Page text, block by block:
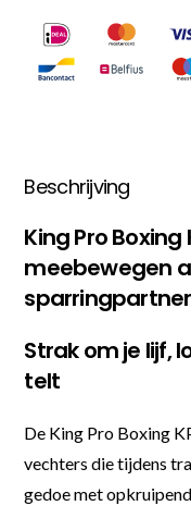
Beschrijving
King Pro Boxing
meebewegen
sparringpartner
Strak om je lijf,
telt
De King Pro Boxing
vechters die tijdens
gedoe met